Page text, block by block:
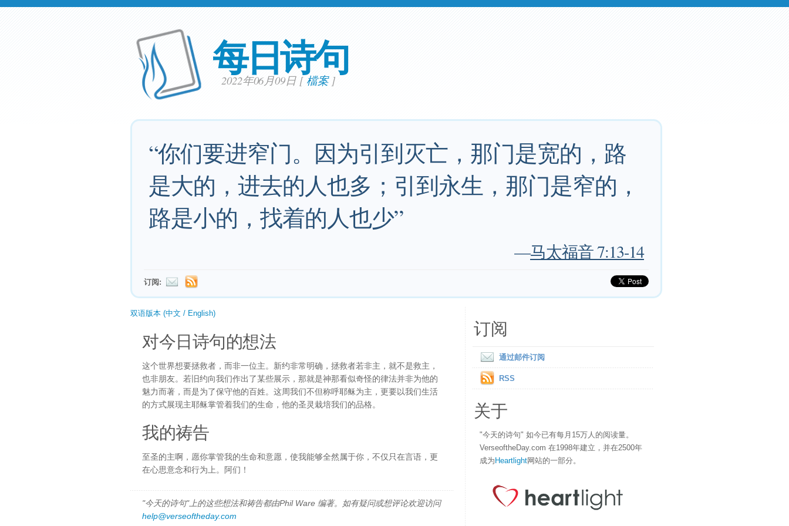
每日诗句
2022年06月09日 [檔案]
“你们要进窄门。因为引到灭亡，那门是宽的，路
是大的，进去的人也多；引到永生，那门是窄的，
路是小的，找着的人也少”
—马太福音 7:13-14
订阅:
双语版本 (中文 / English)
对今日诗句的想法
这个世界想要拯救者，而非一位主。新约非常明确，拯救者若非主，就不是救主，
也非朋友。若旧约向我们作出了某些展示，那就是神那看似奇怪的律法并非为他的
魅力而著，而是为了保守他的百姓。这周我们不但称呼耶稣为主，更要以我们生活
的方式展现主耶稣掌管着我们的生命，他的圣灵栽培我们的品格。
我的祷告
至圣的主啊，愿你掌管我的生命和意愿，使我能够全然属于你，不仅只在言语，更
在心思意念和行为上。阿们！
"今天的诗句"上的这些想法和祷告都由Phil Ware 编著。如有疑问或想评论欢迎访问
help@verseoftheday.com
订阅
通过邮件订阅
RSS
关于
"今天的诗句" 如今已有每月15万人的阅读量。
VerseoftheDay.com 在1998年建立，并在2500年
成为 Heartlight网站的一部分。